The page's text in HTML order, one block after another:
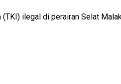
ilegal di perairan Selat